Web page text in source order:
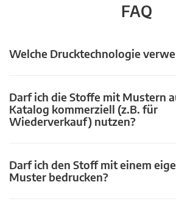
FAQ
Welche Drucktechnologie
Darf ich die Stoffe mit Mustern
Katalog kommerziell (z.B. für
Wiederverkauf) nutzen?
Darf ich den Stoff mit einem
Muster bedrucken?